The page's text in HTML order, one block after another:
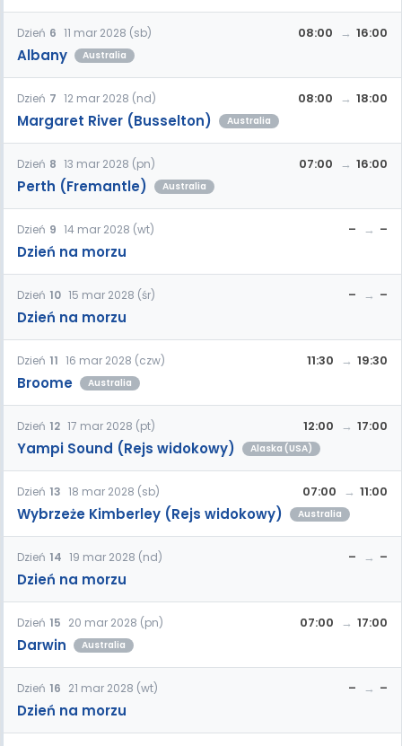
Dzień 6 11 mar 2028 (sb)
Albany Australia
08:00 16:00
Dzień 7 12 mar 2028 (nd)
Margaret River (Busselton) Australia
08:00 18:00
Dzień 8 13 mar 2028 (pn)
Perth (Fremantle) Australia
07:00 16:00
Dzień 9 14 mar 2028 (wt)
Dzień na morzu
– –
Dzień 10 15 mar 2028 (śr)
Dzień na morzu
– –
Dzień 11 16 mar 2028 (czw)
Broome Australia
11:30 19:30
Dzień 12 17 mar 2028 (pt)
Yampi Sound (Rejs widokowy) Alaska (USA)
12:00 17:00
Dzień 13 18 mar 2028 (sb)
Wybrzeże Kimberley (Rejs widokowy) Australia
07:00 11:00
Dzień 14 19 mar 2028 (nd)
Dzień na morzu
– –
Dzień 15 20 mar 2028 (pn)
Darwin Australia
07:00 17:00
Dzień 16 21 mar 2028 (wt)
Dzień na morzu
– –